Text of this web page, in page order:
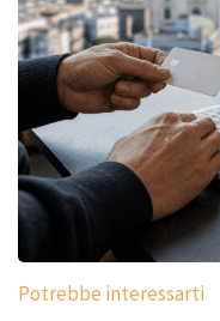
Potrebbe interessarti